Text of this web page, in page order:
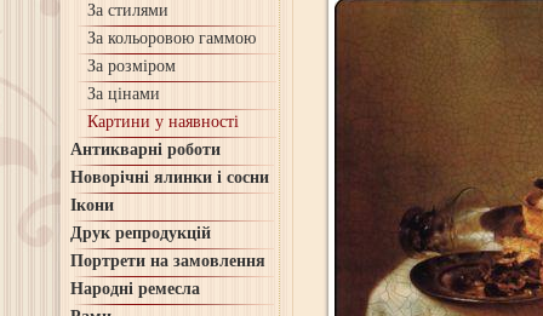
За стилями
За кольоровою гаммою
За розміром
За цінами
Картини у наявності
Антикварні роботи
Новорічні ялинки і сосни
Ікони
Друк репродукцій
Портрети на замовлення
Народні ремесла